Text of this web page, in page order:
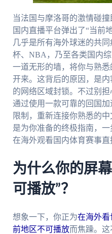
当法国与摩洛哥的激情碰
国内直播平台弹出了“当前
几乎是所有海外球迷的共
杯、NBA，乃至各类国内
一道无形的墙，将你与熟
开来。这背后的原因，是
的网络区域封锁。不过别担
通过使用一款可靠的回国
限制，重新连接你熟悉的
是为你准备的终极指南，
在海外观看国内体育赛事直
为什么你的屏
可播放”？
想象一下，你正为在海外看
前地区不可播放而焦躁。这